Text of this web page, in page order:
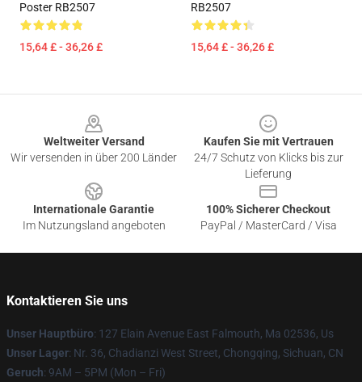
Poster RB2507
15,64 £ - 36,26 £
RB2507
15,64 £ - 36,26 £
Weltweiter Versand
Wir versenden in über 200 Länder
Kaufen Sie mit Vertrauen
24/7 Schutz von Klicks bis zur
Lieferung
Internationale Garantie
Im Nutzungsland angeboten
100% Sicherer Checkout
PayPal / MasterCard / Visa
Kontaktieren Sie uns
Unser Hauptbüro: 127 Elain Avenue East Falmouth, Ma 02536, Us
Unser Lager: Nr. 36, Chadianzi West Street, Chongqing, Sichuan, CN
Geruch: 9AM – 5PM (Mon – Fri)